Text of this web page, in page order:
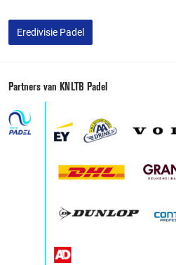
Eredivisie Padel
Partners van KNLTB Padel